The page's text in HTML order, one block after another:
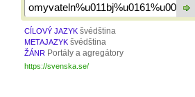
CÍLOVÝ JAZYK švédština
METAJAZYK švédština
ŽÁNR Portály a agregátory
https://svenska.se/